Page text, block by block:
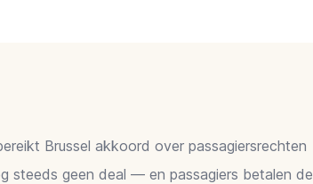
Brussel akkoord over passagiersrechten
steeds geen deal — en passagiers betalen de